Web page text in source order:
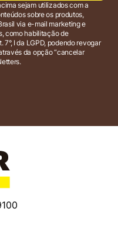
sejam utilizados com a
sobre os produtos,
como habilitação de
I da LGPD, podendo revogar
da opção “cancelar